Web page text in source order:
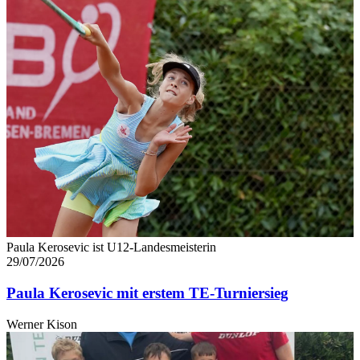
Paula Kerosevic ist U12-Landesmeisterin
29/07/2026
Paula Kerosevic mit erstem TE-Turniersieg
Werner Kison